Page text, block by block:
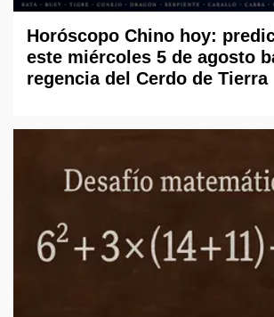
Horóscopo Chino hoy:
este miércoles 5 de agosto
regencia del Cerdo de Tierra